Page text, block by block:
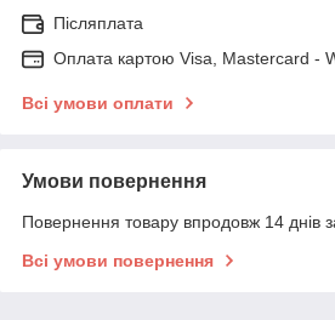
Післяплата
Оплата картою Visa, Mastercard -
Всі умови оплати
Умови повернення
Повернення товару впродовж 14 днів
Всі умови повернення